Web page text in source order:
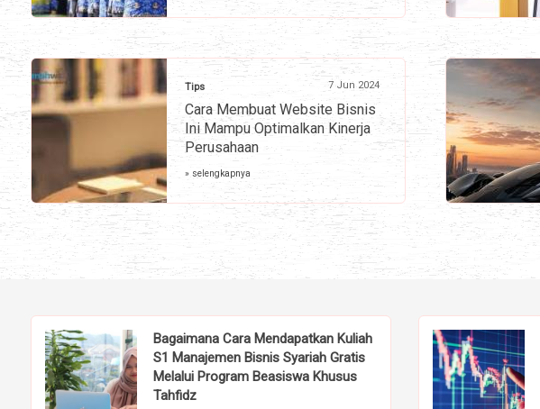
Tips 7 Jun 2024
Cara Membuat Website Bisnis
Ini Mampu Optimalkan Kinerja
Perusahaan
» selengkapnya
Bagaimana Cara Mendapatkan Kuliah
S1 Manajemen Bisnis Syariah Gratis
Melalui Program Beasiswa Khusus
Tahfidz